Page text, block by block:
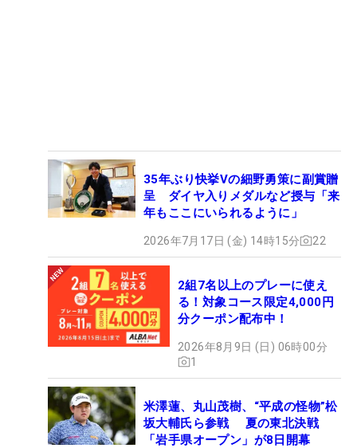
35年ぶり快挙Vの細野勇策に副賞贈
呈 ダイヤ入りメダルなど授与「来
年もここにいられるように」
2026年7月17日 (金) 14時15分 22
2組7名以上のプレーに使え
る！対象コース限定4,000円
分クーポン配布中！
2026年8月9日 (日) 06時00分
1
米澤蓮、丸山茂樹、“平成の怪物”松
坂大輔氏ら参戦 夏の東北決戦
「岩手県オープン」が8日開幕